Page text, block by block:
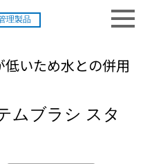
理製品
いため水との併用
ムブラシ スタ